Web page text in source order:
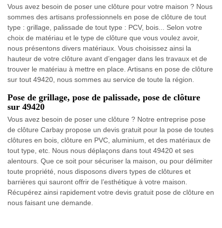
Vous avez besoin de poser une clôture pour votre maison ? Nous
sommes des artisans professionnels en pose de clôture de tout
type : grillage, palissade de tout type : PCV, bois... Selon votre
choix de matériau et le type de clôture que vous voulez avoir,
nous présentons divers matériaux. Vous choisissez ainsi la
hauteur de votre clôture avant d’engager dans les travaux et de
trouver le matériau à mettre en place. Artisans en pose de clôture
sur tout 49420, nous sommes au service de toute la région.
Pose de grillage, pose de palissade, pose de clôture
sur 49420
Vous avez besoin de poser une clôture ? Notre entreprise pose
de clôture Carbay propose un devis gratuit pour la pose de toutes
clôtures en bois, clôture en PVC, aluminium, et des matériaux de
tout type, etc. Nous nous déplaçons dans tout 49420 et ses
alentours. Que ce soit pour sécuriser la maison, ou pour délimiter
toute propriété, nous disposons divers types de clôtures et
barrières qui sauront offrir de l’esthétique à votre maison.
Récupérez ainsi rapidement votre devis gratuit pose de clôture en
nous faisant une demande.